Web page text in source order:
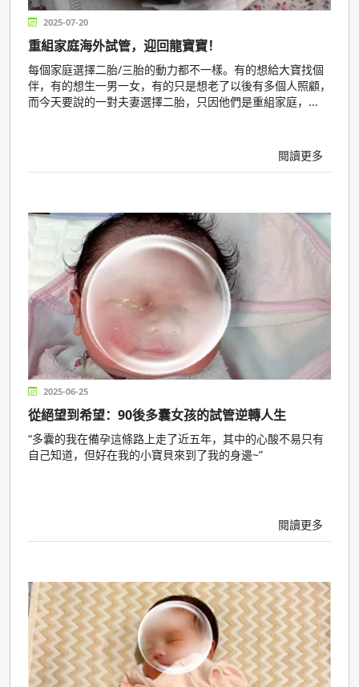
2025-07-20
重組家庭海外試管，迎回龍寶寶！
每個家庭選擇二胎/三胎的動力都不一樣。有的想給大寶找個
伴，有的想生一男一女，有的只是想老了以後有多個人照顧，
而今天要說的一對夫妻選擇二胎，只因他們是重組家庭，...
閱讀更多
2025-06-25
從絕望到希望：90後多囊女孩的試管逆轉人生
“多囊的我在備孕這條路上走了近五年，其中的心酸不易只有
自己知道，但好在我的小寶貝來到了我的身邊~”
閱讀更多